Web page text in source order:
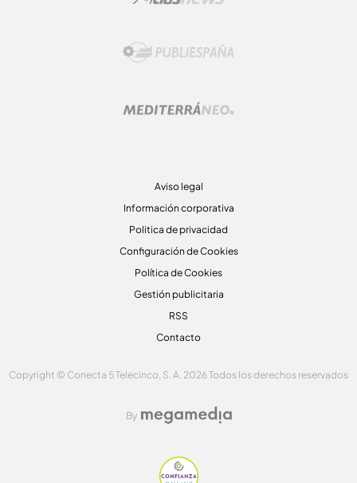
Aviso legal
Información corporativa
Politica de privacidad
Configuración de Cookies
Política de Cookies
Gestión publicitaria
RSS
Contacto
Copyright © Conecta 5 Telecinco, S. A. 2026 Todos los derechos reservados
By